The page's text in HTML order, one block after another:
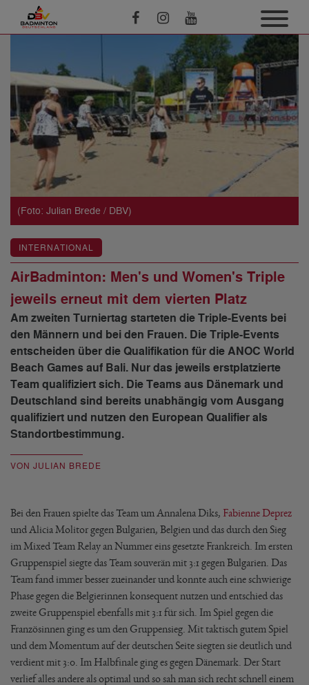
(Foto: Julian Brede / DBV)
INTERNATIONAL
AirBadminton: Men's und Women's Triple
jeweils erneut mit dem vierten Platz
Am zweiten Turniertag starteten die Triple-Events bei
den Männern und bei den Frauen. Die Triple-Events
entscheiden über die Qualifikation für die ANOC World
Beach Games auf Bali. Nur das jeweils erstplatzierte
Team qualifiziert sich. Die Teams aus Dänemark und
Deutschland sind bereits unabhängig vom Ausgang
qualifiziert und nutzen den European Qualifier als
Standortbestimmung.
VON JULIAN BREDE
Bei den Frauen spielte das Team um Annalena Diks, Fabienne Deprez
und Alicia Molitor gegen Bulgarien, Belgien und das durch den Sieg
im Mixed Team Relay an Nummer eins gesetzte Frankreich. Im ersten
Gruppenspiel siegte das Team souverän mit 3:1 gegen Bulgarien. Das
Team fand immer besser zueinander und konnte auch eine schwierige
Phase gegen die Belgierinnen konsequent nutzen und entschied das
zweite Gruppenspiel ebenfalls mit 3:1 für sich. Im Spiel gegen die
Französinnen ging es um den Gruppensieg. Mit taktisch gutem Spiel
und dem Momentum auf der deutschen Seite siegten sie deutlich und
verdient mit 3:0. Im Halbfinale ging es gegen Dänemark. Der Start
verlief alles andere als optimal und so sah man sich recht schnell einem